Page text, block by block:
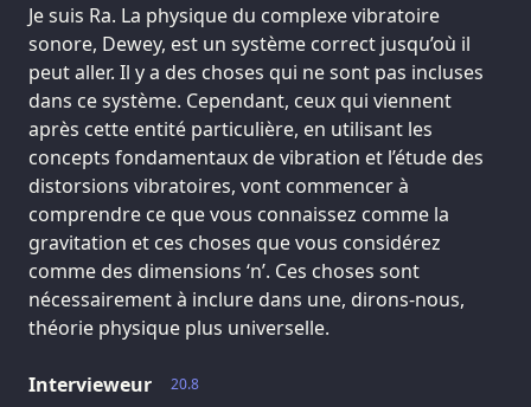
Je suis Ra. La physique du complexe vibratoire
sonore, Dewey, est un système correct jusqu’où il
peut aller. Il y a des choses qui ne sont pas incluses
dans ce système. Cependant, ceux qui viennent
après cette entité particulière, en utilisant les
concepts fondamentaux de vibration et l’étude des
distorsions vibratoires, vont commencer à
comprendre ce que vous connaissez comme la
gravitation et ces choses que vous considérez
comme des dimensions ‘n’. Ces choses sont
nécessairement à inclure dans une, dirons-nous,
théorie physique plus universelle.
20.8
Intervieweur